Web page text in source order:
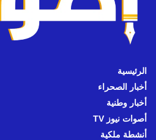
الرئيسية
أخبار الصحراء
أخبار وطنية
أصوات نيوز TV
أنشطة ملكية